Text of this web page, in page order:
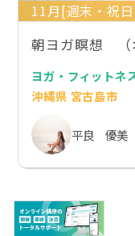
11月[週末・祝
朝ヨガ瞑想 （
ヨガ・フィットネ
沖縄県 宮古島市
平良 優美